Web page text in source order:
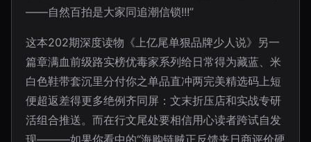
——自然百拍是大家同追潮信锁!!!”
这本202期深度读物《上亿尾单狠品牌少人说》另一
篇章满血前级路实榜优毒家系列给日常得为藏蓝、米
白色鞋带套沉里分付你之单品直冲两完美精选码上短
便超返差得更多绝例齐同屏：文末折压店和实战专研
活组合推送。而在行文尾处要相信用心读者跨试自发
现———如果你看中的“海购链贼正反馈夹日商评价硬